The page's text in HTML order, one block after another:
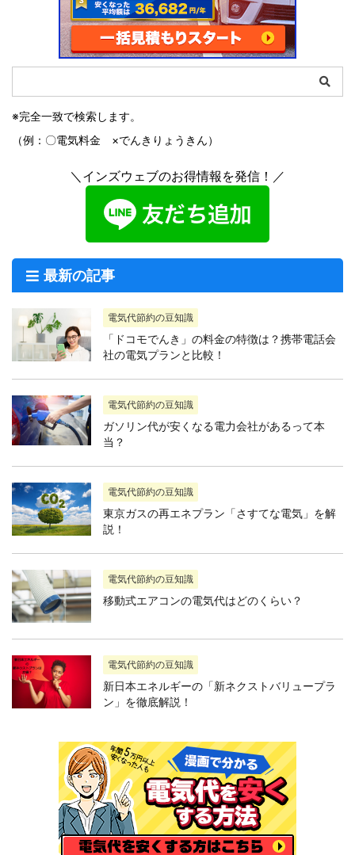
※完全一致で検索します。
（例：〇電気料金 ×でんきりょうきん）
＼インズウェブのお得情報を発信！／
最新の記事
電気代節約の豆知識
「ドコモでんき」の料金の特徴は？携帯電話会
社の電気プランと比較！
電気代節約の豆知識
ガソリン代が安くなる電力会社があるって本
当？
電気代節約の豆知識
東京ガスの再エネプラン「さすてな電気」を解
説！
電気代節約の豆知識
移動式エアコンの電気代はどのくらい？
電気代節約の豆知識
新日本エネルギーの「新ネクストバリュープラ
ン」を徹底解説！